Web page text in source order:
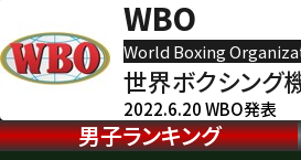
WBO
World Boxing
世界ボクシング
2022.6.20 WBO発表
男子ランキング